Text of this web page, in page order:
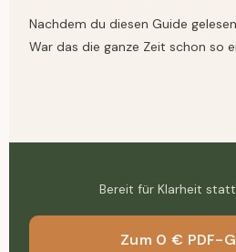
Nachdem du diesen Guide
War das die ganze Zeit schon so
Bereit für Klarheit
Zum 0 € PDF-